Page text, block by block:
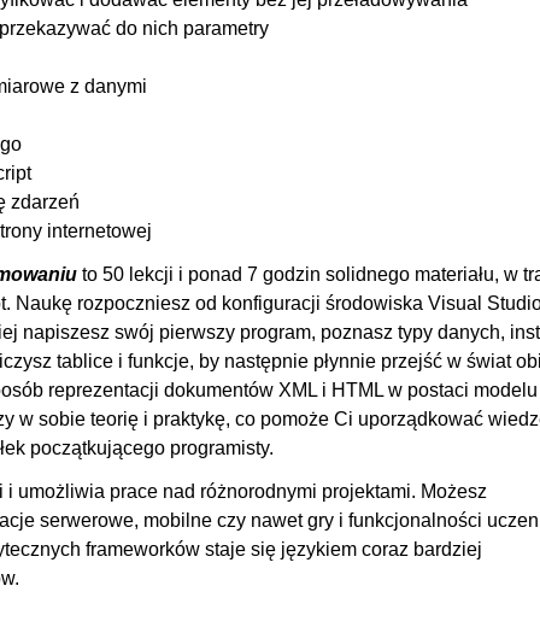
do nich parametry
z danymi
zdarzeń
internetowej
to 50 lekcji i ponad 7 godzin solidnego materiału, w
Naukę rozpoczniesz od konfiguracji środowiska Visual
napiszesz swój pierwszy program, poznasz typy danych,
tablice i funkcje, by następnie płynnie przejść w świat
reprezentacji dokumentów XML i HTML w postaci modelu
w sobie teorię i praktykę, co pomoże Ci uporządkować
początkującego programisty.
umożliwia prace nad różnorodnymi projektami. Możesz
serwerowe, mobilne czy nawet gry i funkcjonalności
frameworków staje się językiem coraz bardziej